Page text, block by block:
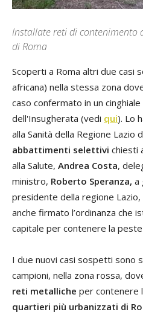
Installate reti di contenimento
di Roma
Scoperti a Roma altri due casi
africana) nella stessa zona
caso confermato in un
dell'Insugherata (vedi qui). Lo
alla Sanità della Regione Lazio
abbattimenti selettivi chiesti
alla Salute, Andrea Costa,
ministro, Roberto Speranza, a
presidente della regione Lazio,
anche firmato l’ordinanza che
capitale per contenere la peste
I due nuovi casi sospetti sono
campioni, nella zona rossa,
reti metalliche per contenere
quartieri più urbanizzati di